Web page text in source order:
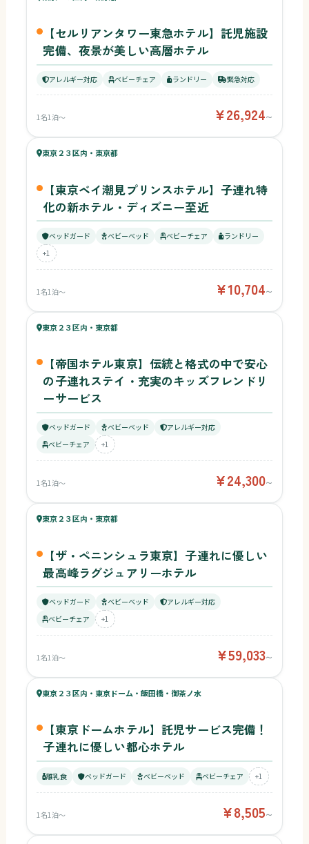
【セルリアンタワー東急ホテル】託児施設
完備、夜景が美しい高層ホテル
アレルギー対応 ベビーチェア ランドリー 緊急対応
1名1泊〜 ¥26,924〜
63ベビー
64キッズ
東京２３区内・東京都
【東京ベイ潮見プリンスホテル】子連れ特
化の新ホテル・ディズニー至近
ベッドガード ベビーベッド ベビーチェア
ランドリー
+1
1名1泊〜 ¥10,704〜
62ベビー
56キッズ
東京２３区内・東京都
【帝国ホテル東京】伝統と格式の中で安心
の子連れステイ・充実のキッズフレンドリ
ーサービス
ベッドガード ベビーベッド
アレルギー対応
ベビーチェア
+1
1名1泊〜 ¥24,300〜
62ベビー
61キッズ
東京２３区内・東京都
【ザ・ペニンシュラ東京】子連れに優しい
最高峰ラグジュアリーホテル
ベッドガード ベビーベッド
アレルギー対応
ベビーチェア
+1
1名1泊〜 ¥59,033〜
62ベビー
63キッズ
東京２３区内・東京ドーム・飯田橋・御茶ノ水
【東京ドームホテル】託児サービス完備！
子連れに優しい都心ホテル
離乳食 ベッドガード ベビーベッド ベビーチェア +1
1名1泊〜 ¥8,505〜
59キッズ